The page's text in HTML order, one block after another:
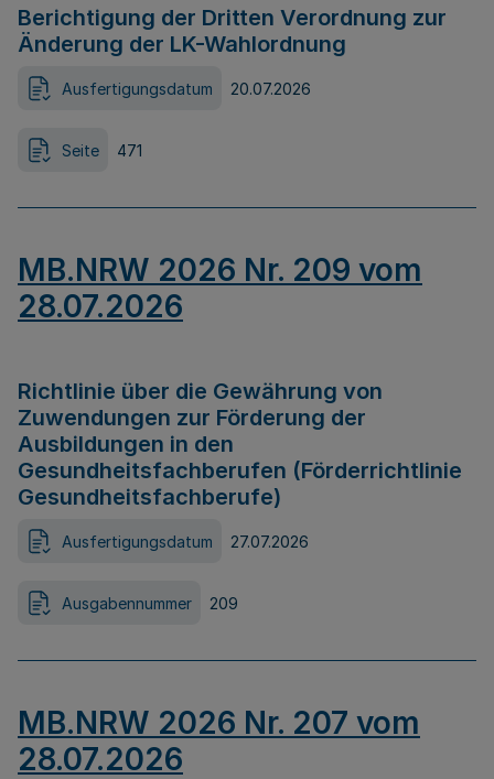
Berichtigung der Dritten Verordnung zur
Änderung der LK-Wahlordnung
Ausfertigungsdatum 20.07.2026
Seite 471
MB.NRW 2026 Nr. 209 vom
28.07.2026
Richtlinie über die Gewährung von
Zuwendungen zur Förderung der
Ausbildungen in den
Gesundheitsfachberufen (Förderrichtlinie
Gesundheitsfachberufe)
Ausfertigungsdatum 27.07.2026
Ausgabennummer 209
MB.NRW 2026 Nr. 207 vom
28.07.2026